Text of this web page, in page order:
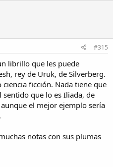
#315
librillo que les puede
rey de Uruk, de Silverberg.
ficción. Nada tiene que
sentido que lo es Iliada, de
el mejor ejemplo sería
notas con sus plumas